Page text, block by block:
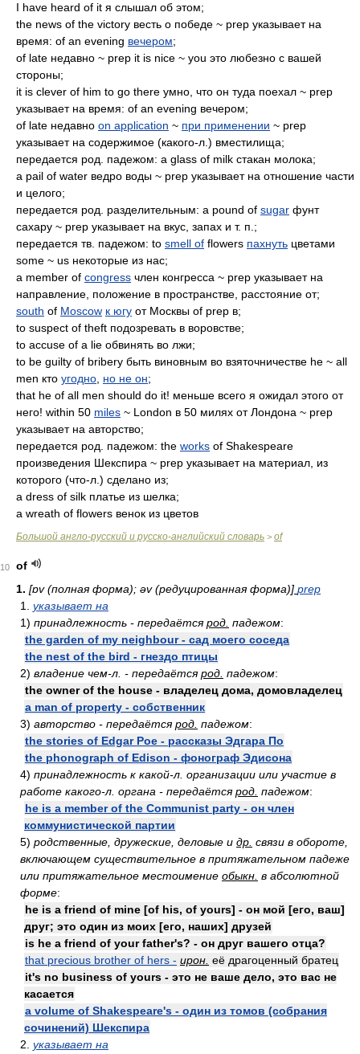
I have heard of it я слышал об этом;
the news of the victory весть о победе ~ prep указывает на
время: of an evening вечером;
of late недавно ~ prep it is nice ~ you это любезно с вашей
стороны;
it is clever of him to go there умно, что он туда поехал ~ prep
указывает на время: of an evening вечером;
of late недавно on application ~ при применении ~ prep
указывает на содержимое (какого-л.) вместилища;
передается род. падежом: a glass of milk стакан молока;
a pail of water ведро воды ~ prep указывает на отношение части
и целого;
передается род. разделительным: a pound of sugar фунт
сахару ~ prep указывает на вкус, запах и т. п.;
передается тв. падежом: to smell of flowers пахнуть цветами
some ~ us некоторые из нас;
a member of congress член конгресса ~ prep указывает на
направление, положение в пространстве, расстояние от;
south of Moscow к югу от Москвы of prep в;
to suspect of theft подозревать в воровстве;
to accuse of a lie обвинять во лжи;
to be guilty of bribery быть виновным во взяточничестве he ~ all
men кто угодно но не он;
that he of all men should do it! меньше всего я ожидал этого от
него! within 50 miles ~ London в 50 милях от Лондона ~ prep
указывает на авторство;
передается род. падежом: the works of Shakespeare
произведения Шекспира ~ prep указывает на материал, из
которого (что-л.) сделано из;
a dress of silk платье из шелка;
a wreath of flowers венок из цветов
Большой англо-русский и русско-английский словарь > of
10
of
1. [ɒv (полная форма); əv (редуцированная форма)] prep
1. указывает на
1) принадлежность - передаётсярод. падежом:
the garden of my neighbour - сад моего соседа
the nest of the bird - гнездо птицы
2) владение чем-л. - передаётсярод. падежом:
the owner of the house - владелец дома, домовладелец
a man of property - собственник
3) авторство - передаётсярод. падежом:
the stories of Edgar Poe - рассказы Эдгара По
the phonograph of Edison - фонограф Эдисона
4) принадлежность к какой-л. организации или участие в
работе какого-л. органа - передаётсярод. падежом:
he is a member of the Communist party - он член
коммунистической партии
5) родственные, дружеские, деловые и др. связи в обороте,
включающем существительное в притяжательном падеже
или притяжательное местоимение обыкн. в абсолютной
форме:
he is a friend of mine [of his, of yours] - он мой [его, ваш]
друг; это один из моих [его, наших] друзей
is he a friend of your father's? - он друг вашего отца?
that precious brother of hers - ирон. её драгоценный братец
it's no business of yours - это не ваше дело, это вас не
касается
a volume of Shakespeare's - один из томов (собрания
сочинений) Шекспира
2. указывает на